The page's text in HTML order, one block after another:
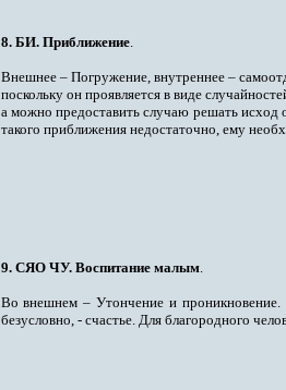
8. БИ. Приближение.
Внешнее – Погружение, внутреннее –
поскольку он проявляется в виде
а можно предоставить случаю решать исход
такого приближения недостаточно, ему
9. СЯО ЧУ. Воспитание малым.
Во внешнем – Утончение и проникновение.
безусловно, - счастье. Для благородного